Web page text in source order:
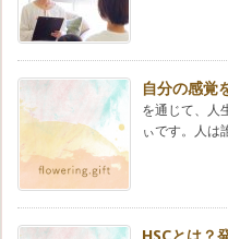
自分の感覚
を通じて、人
ぃです。人は
HSCとは？